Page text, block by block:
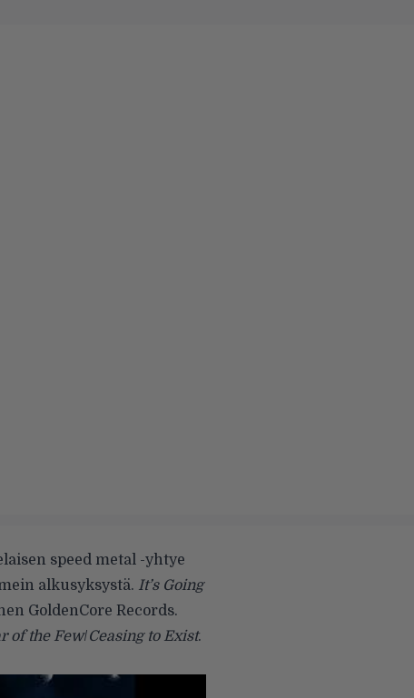
speed metal -yhtye
alkusyksystä. It’s Going
GoldenCore Records.
of the Few/Ceasing to Exist.